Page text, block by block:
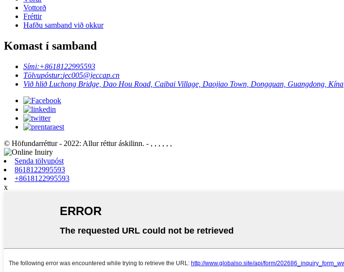
Vottorð
Fréttir
Hafðu samband við okkur
Komast í samband
Sími:+8618122995593
Tölvupóstur:jec005@jeccap.cn
Við hlið Luchong Bridge, Dao Hou Road, Caibai Village, Daojiao Town, Dongguan, Guangdong, Kína
© Höfundarréttur - 2022: Allur réttur áskilinn. - , , , , , ,
Senda tölvupóst
8618122995593
+8618122995593
x